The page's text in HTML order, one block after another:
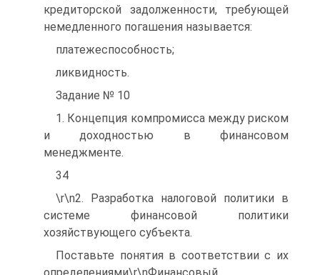
кредиторской задолженности, требующей
немедленного погашения называется:
платежеспособность;
ликвидность.
Задание № 10
1. Концепция компромисса между риском
и доходностью в финансовом
менеджменте.
34
\r\n2. Разработка налоговой политики в
системе финансовой политики
хозяйствующего субъекта.
Поставьте понятия в соответствии с их